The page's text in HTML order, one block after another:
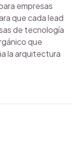
empresas
que cada lead
de tecnología
que
la arquitectura